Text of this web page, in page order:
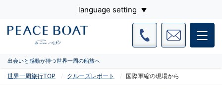
language setting
出会いと感動が待つ世界一周の船旅へ
世界一周旅行TOP クルーズレポート 国際軍縮の現場から